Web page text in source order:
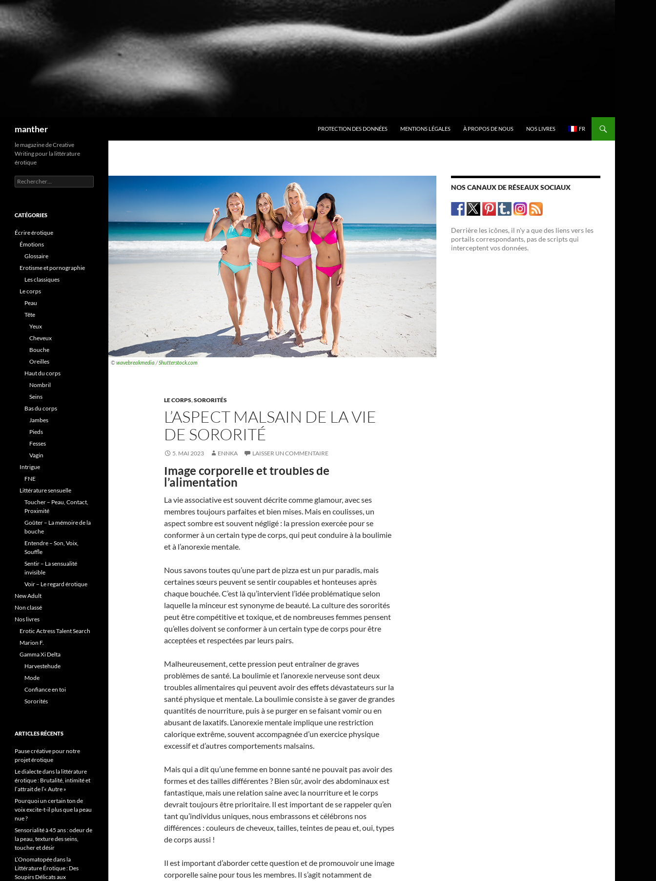
manther
PROTECTION DES DONNÉES
MENTIONS LÉGALES À PROPOS DE NOUS NOS LIVRES FR
©wavebreakmedia /Shutterstock.com
LE CORPS,SORORITÉS
L’ASPECT MALSAIN DE LA VIE
DE SORORITÉ
5. MAI 2023 ENNKA LAISSER UN COMMENTAIRE
Image corporelle et troubles de
l’alimentation
La vie associative est souvent décrite comme glamour, avec ses
membres toujours parfaites et bien mises. Mais en coulisses, un
aspect sombre est souvent négligé : la pression exercée pour se
conformer à un certain type de corps, qui peut conduire à la boulimie
et à l’anorexie mentale.
Nous savons toutes qu’une part de pizza est un pur paradis, mais
certaines sœurs peuvent se sentir coupables et honteuses après
chaque bouchée. C’est là qu’intervient l’idée problématique selon
laquelle la minceur est synonyme de beauté. La culture des sororités
peut être compétitive et toxique, et de nombreuses femmes pensent
qu’elles doivent se conformer à un certain type de corps pour être
acceptées et respectées par leurs pairs.
Malheureusement, cette pression peut entraîner de graves
problèmes de santé. La boulimie et l’anorexie nerveuse sont deux
troubles alimentaires qui peuvent avoir des effets dévastateurs sur la
santé physique et mentale. La boulimie consiste à se gaver de grandes
quantités de nourriture, puis à se purger en se faisant vomir ou en
abusant de laxatifs. L’anorexie mentale implique une restriction
calorique extrême, souvent accompagnée d’un exercice physique
excessif et d’autres comportements malsains.
Mais qui a dit qu’une femme en bonne santé ne pouvait pas avoir des
formes et des tailles différentes ? Bien sûr, avoir des abdominaux est
fantastique, mais une relation saine avec la nourriture et le corps
devrait toujours être prioritaire. Il est important de se rappeler qu’en
tant qu’individus uniques, nous embrassons et célébrons nos
différences : couleurs de cheveux, tailles, teintes de peau et, oui, types
de corps aussi !
Il est important d’aborder cette question et de promouvoir une image
corporelle saine pour tous les membres. Il s’agit notamment de
NOS CANAUX DE RÉSEAUX SOCIAUX
Derrière les icônes, il n'y a que des liens vers les
portails correspondants, pas de scripts qui
interceptent vos données.
le magazine de Creative
Writing pour la littérature
érotique
Rechercher :
CATÉGORIES
Écrire érotique
Émotions
Glossaire
Erotisme et pornographie
Les classiques
Le corps
Peau
Tête
Yeux
Cheveux
Bouche
Oreilles
Haut du corps
Nombril
Seins
Bas du corps
Jambes
Pieds
Fesses
Vagin
Intrigue
FNE
Littérature sensuelle
Toucher – Peau, Contact,
Proximité
Goûter – La mémoire de la
bouche
Entendre – Son, Voix,
Souffle
Sentir – La sensualité
invisible
Voir – Le regard érotique
New Adult
Non classé
Nos livres
Erotic Actress Talent Search
Marion F.
Gamma Xi Delta
Harvestehude
Mode
Confiance en toi
Sororités
ARTICLES RÉCENTS
Pause créative pour notre
projet érotique
Le dialecte dans la littérature
érotique : Brutalité, intimité et
l’attrait de l’« Autre »
Pourquoi un certain ton de
voix excite-t-il plus que la peau
nue ?
Sensorialité à 45 ans : odeur de
la peau, texture des seins,
toucher et désir
L’Onomatopée dans la
Littérature Érotique : Des
Soupirs Délicats aux